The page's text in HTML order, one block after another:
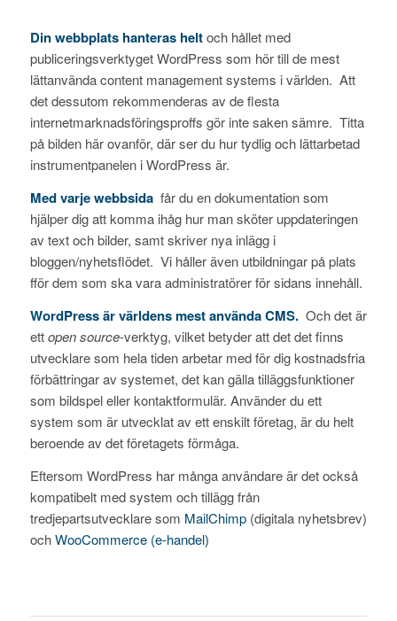
Din webbplats hanteras heltoch hållet med
publiceringsverktyget WordPress som hör till de mest
lättanvända content management systems i världen. Att
det dessutom rekommenderas av de flesta
internetmarknadsföringsproffs gör inte saken sämre. Titta
på bilden här ovanför, där ser du hur tydlig och lättarbetad
instrumentpanelen i WordPress är.
Med varje webbsida får du en dokumentation som
hjälper dig att komma ihåg hur man sköter uppdateringen
av text och bilder, samt skriver nya inlägg i
bloggen/nyhetsflödet. Vi håller även utbildningar på plats
fför dem som ska vara administratörer för sidans innehåll.
WordPress är världens mest använda CMS.Och det är
ettopen source-verktyg, vilket betyder att det det finns
utvecklare som hela tiden arbetar med för dig kostnadsfria
förbättringar av systemet, det kan gälla tilläggsfunktioner
som bildspel eller kontaktformulär. Använder du ett
system som är utvecklat av ett enskilt företag, är du helt
beroende av det företagets förmåga.
Eftersom WordPress har många användare är det också
kompatibelt med system och tillägg från
tredjepartsutvecklare som MailChimp (digitala nyhetsbrev)
ochWooCommerce (e-handel)